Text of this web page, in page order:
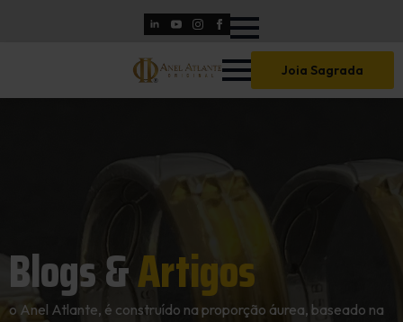
Joia Sagrada
Blogs &Artigos
o Anel Atlante, é construído na proporção áurea, baseado na